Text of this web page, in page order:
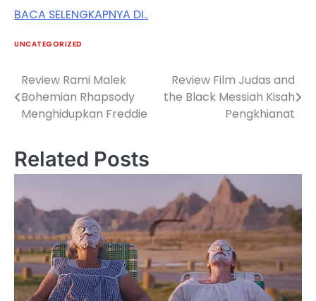
BACA SELENGKAPNYA DI..
UNCATEGORIZED
Post
navigation
Review Rami Malek
Bohemian Rhapsody
Menghidupkan Freddie
Review Film Judas and
the Black Messiah Kisah
Pengkhianat
Related Posts